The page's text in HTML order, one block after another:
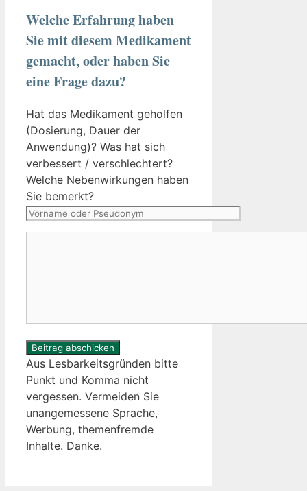
Welche Erfahrung haben
Sie mit diesem Medikament
gemacht, oder haben Sie
eine Frage dazu?
Hat das Medikament geholfen
(Dosierung, Dauer der
Anwendung)? Was hat sich
verbessert / verschlechtert?
Welche Nebenwirkungen haben
Sie bemerkt?Vorname
oder
Pseudonym
Aus Lesbarkeitsgründen bitte
Punkt und Komma nicht
vergessen. Vermeiden Sie
unangemessene Sprache,
Werbung, themenfremde
Inhalte. Danke.